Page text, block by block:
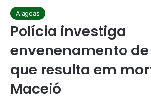
Alagoas
Polícia investiga
envenenamento
que resulta em
Maceió